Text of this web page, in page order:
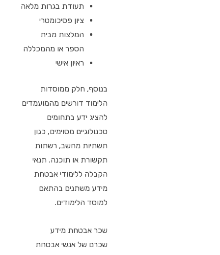
תעודת בגרות מלאה
ציון פסיכומטרי
המלצות מבית
הספר או מהמכללה
ראיון אישי
בנוסף, חלק ממוסדות
הלימוד דורשים מהמועמדים
להציג ידע בתחומים
טכנולוגיים מסוימים, כגון
תשתיות מחשב, רשתות
תקשורת או תוכנה. תנאי
הקבלה ללימודי אבטחת
מידע משתנים בהתאם
למוסד הלימודים.
שכר אבטחת מידע
שכרם של אנשי אבטחת